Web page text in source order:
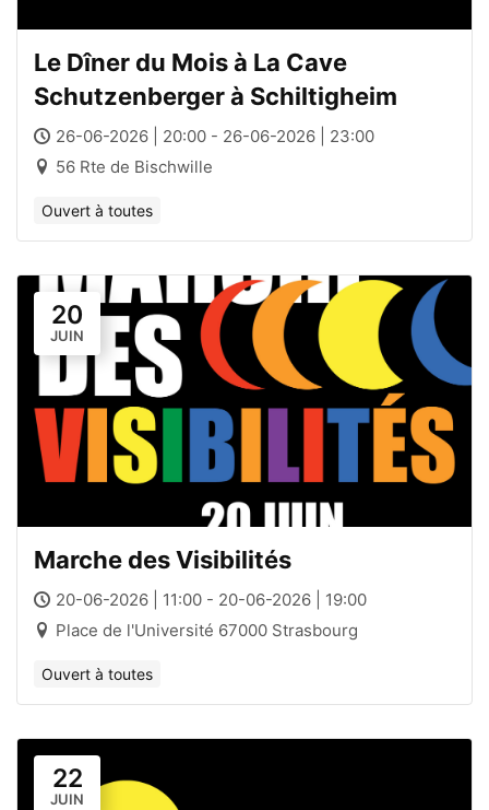
Le Dîner du Mois à La Cave
Schutzenberger à Schiltigheim
26-06-2026 | 20:00 - 26-06-2026 | 23:00
56 Rte de Bischwille
Ouvert à toutes
20
JUIN
Marche des Visibilités
20-06-2026 | 11:00 - 20-06-2026 | 19:00
Place de l'Université 67000 Strasbourg
Ouvert à toutes
22
JUIN